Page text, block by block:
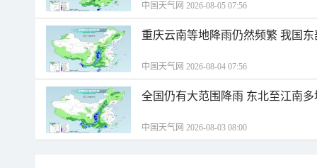
中国天气网 2026-08-05 07:56
重庆云南等地降雨仍然频繁 我国
中国天气网 2026-08-04 07:56
全国仍有大范围降雨 东北至江南
中国天气网 2026-08-03 08:00